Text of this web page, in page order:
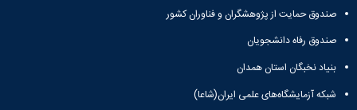
کارکنان
مصالح
آزمایشگاه
آزمایشگاه
باستان
شناسی
کارگروه
اخلاق
در
کرسی
نظریه
های
هیات
علمی
سایر
آیین
صندوق حمایت از پژوهشگران و فناوران کشور
صندوق رفاه دانشجویان
بنیاد نخبگان استان همدان
شبکه آزمایشگاه‌های علمی ایران(شاعا)